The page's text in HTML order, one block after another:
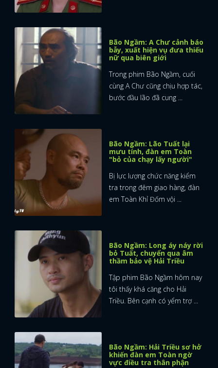
Bão Ngầm: A Chư cảnh báo
bẫy, xuất hiện vụ đưa thiếu
nữ qua biên giới
Trong phim Bão Ngầm, cuối
cùng A Chư cũng chịu hợp tác,
bước đầu lão đã cung ...
Bão Ngầm: Lão Tuất lại
mưu tính, đàn em Toàn
"bỏ của chạy lấy người"
Bị lực lượng chức năng kiểm
tra trong đêm giao hàng, đàn
em Toàn Khỉ Đốm vội ...
Bão Ngầm: Long áy náy rời
bỏ Tuất, chuyển qua âm
thầm bảo vệ Hải Triều
Tập phim Bão Ngầm hôm nay
tôi thấy khá căng cho Hải
Triều. Bên cạnh có yểm trợ ...
Bão Ngầm: Hải Triều sơ hở
khiến đàn em Toàn ngờ
vực điều tra thân phận